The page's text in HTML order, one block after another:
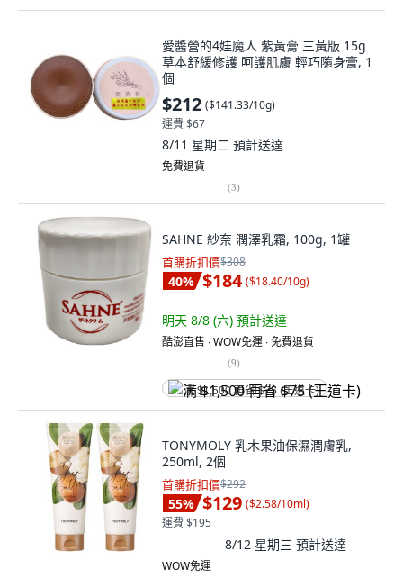
愛醬營的4娃魔人 紫黃膏 三黃版 15g
草本舒緩修護 呵護肌膚 輕巧隨身膏, 1
個
$212 ($141.33/10g)
運費 $67
8/11 星期二 預計送達
免費退貨
(3)
SAHNE 紗奈 潤澤乳霜, 100g, 1罐
首購折扣價$308
40% $184 ($18.40/10g)
明天 8/8 (六) 預計送達
酷澎直售 ∙ WOW免運 ∙ 免費退貨
(9)
满 $1,500 再省 $75 (王道卡)
TONYMOLY 乳木果油保濕潤膚乳,
250ml, 2個
首購折扣價$292
55% $129 ($2.58/10ml)
運費 $195
8/12 星期三 預計送達
WOW免運